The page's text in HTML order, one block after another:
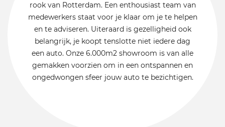
rook van Rotterdam. Een enthousiast team van
medewerkers staat voor je klaar om je te helpen
en te adviseren. Uiteraard is gezelligheid ook
belangrijk, je koopt tenslotte niet iedere dag
een auto. Onze 6.000m2 showroom is van alle
gemakken voorzien om in een ontspannen en
ongedwongen sfeer jouw auto te bezichtigen.